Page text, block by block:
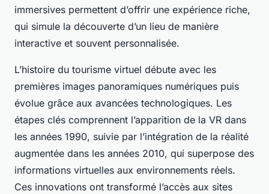
immersives permettent d’offrir une expérience riche,
qui simule la découverte d’un lieu de manière
interactive et souvent personnalisée.
L’histoire du tourisme virtuel débute avec les
premières images panoramiques numériques puis
évolue grâce aux avancées technologiques. Les
étapes clés comprennent l’apparition de la VR dans
les années 1990, suivie par l’intégration de la réalité
augmentée dans les années 2010, qui superpose des
informations virtuelles aux environnements réels.
Ces innovations ont transformé l’accès aux sites